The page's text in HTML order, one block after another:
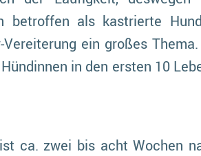
betroffen als kastrierte
ein großes
in den ersten 10
ca. zwei bis acht Wochen